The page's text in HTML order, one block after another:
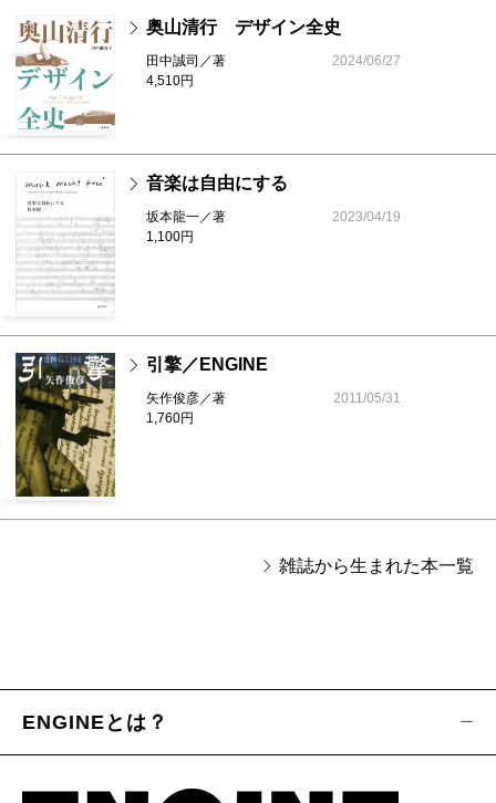
奥山清行 デザイン全史
田中誠司／著
4,510円
2024/06/27
音楽は自由にする
坂本龍一／著
1,100円
2023/04/19
引擎／ENGINE
矢作俊彦／著
1,760円
2011/05/31
雑誌から生まれた本一覧
ENGINEとは？